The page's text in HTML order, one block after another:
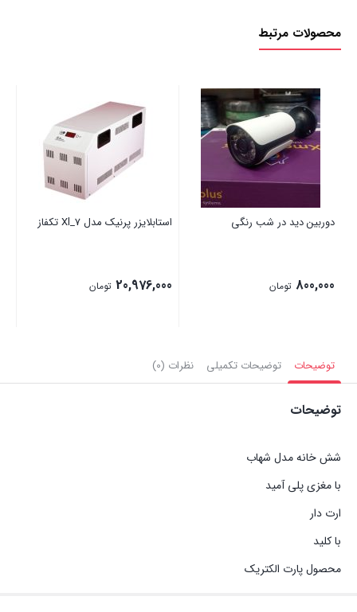
محصولات مرتبط
دوربین دید در شب رنگی
800,000 تومان
استابلایزر پرنیک مدل Xl_7 تکفاز
20,976,000 تومان
توضیحات توضیحات تکمیلی نظرات (0)
توضیحات
شش خانه مدل شهاب
با مغزی پلی آمید
ارت دار
با کلید
محصول پارت الکتریک